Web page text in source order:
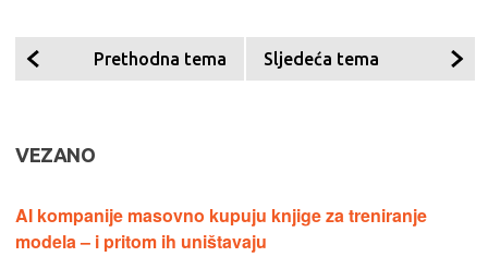
Prethodna tema Sljedeća tema
VEZANO
AI kompanije masovno kupuju knjige za treniranje
modela – i pritom ih uništavaju